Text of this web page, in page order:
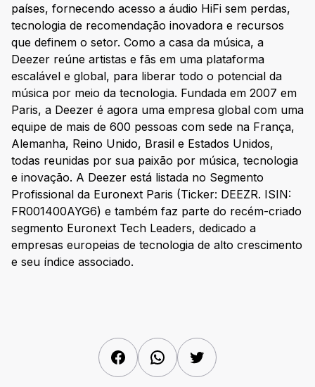
países, fornecendo acesso a áudio HiFi sem perdas,
tecnologia de recomendação inovadora e recursos
que definem o setor. Como a casa da música, a
Deezer reúne artistas e fãs em uma plataforma
escalável e global, para liberar todo o potencial da
música por meio da tecnologia. Fundada em 2007 em
Paris, a Deezer é agora uma empresa global com uma
equipe de mais de 600 pessoas com sede na França,
Alemanha, Reino Unido, Brasil e Estados Unidos,
todas reunidas por sua paixão por música, tecnologia
e inovação. A Deezer está listada no Segmento
Profissional da Euronext Paris (Ticker: DEEZR. ISIN:
FR001400AYG6) e também faz parte do recém-criado
segmento Euronext Tech Leaders, dedicado a
empresas europeias de tecnologia de alto crescimento
e seu índice associado.
FacebookWhatsAppTwitter